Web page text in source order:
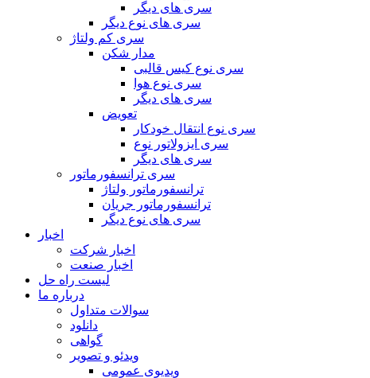
سری های دیگر
سری های نوع دیگر
سری کم ولتاژ
مدار شکن
سری نوع کیس قالبی
سری نوع هوا
سری های دیگر
تعویض
سری نوع انتقال خودکار
سری ایزولاتور نوع
سری های دیگر
سری ترانسفورماتور
ترانسفورماتور ولتاژ
ترانسفورماتور جریان
سری های نوع دیگر
اخبار
اخبار شرکت
اخبار صنعت
لیست راه حل
درباره ما
سوالات متداول
دانلود
گواهی
ویدئو و تصویر
ویدیوی عمومی